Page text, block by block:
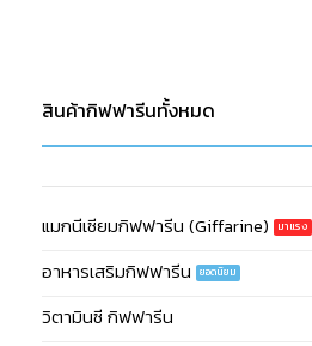
สินค้ากิฟฟารีนทั้งหมด
แมกนีเซียมกิฟฟารีน (Giffarine)
อาหารเสริมกิฟฟารีน
วิตามินซี กิฟฟารีน